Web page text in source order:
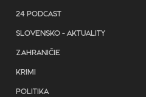
24 PODCAST
SLOVENSKO - AKTUALITY
ZAHRANIČIE
KRIMI
POLITIKA